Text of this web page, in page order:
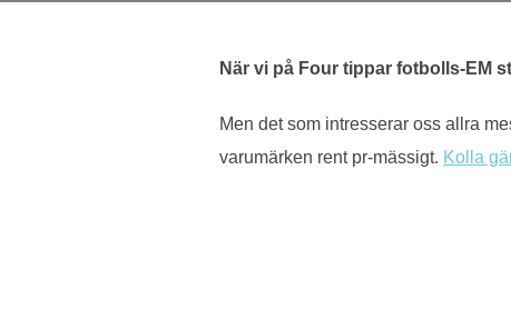
När vi på Four tippar fotbolls-EM
Men det som intresserar oss allra
varumärken rent pr-mässigt. Kolla